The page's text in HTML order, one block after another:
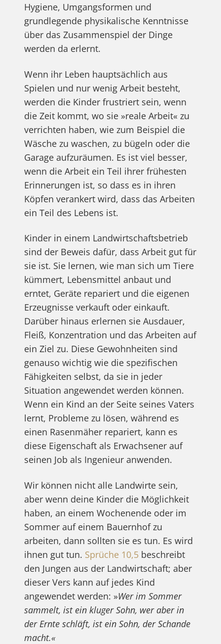
Hygiene, Umgangsformen und
grundlegende physikalische Kenntnisse
über das Zusammenspiel der Dinge
werden da erlernt.
Wenn ihr Leben hauptsächlich aus
Spielen und nur wenig Arbeit besteht,
werden die Kinder frustriert sein, wenn
die Zeit kommt, wo sie »reale Arbeit« zu
verrichten haben, wie zum Beispiel die
Wäsche zu waschen, zu bügeln oder die
Garage aufzuräumen. Es ist viel besser,
wenn die Arbeit ein Teil ihrer frühesten
Erinnerungen ist, so dass es in ihren
Köpfen verankert wird, dass das Arbeiten
ein Teil des Lebens ist.
Kinder in einem Landwirtschaftsbetrieb
sind der Beweis dafür, dass Arbeit gut für
sie ist. Sie lernen, wie man sich um Tiere
kümmert, Lebensmittel anbaut und
erntet, Geräte repariert und die eigenen
Erzeugnisse verkauft oder einkauft.
Darüber hinaus erlernen sie Ausdauer,
Fleiß, Konzentration und das Arbeiten auf
ein Ziel zu. Diese Gewohnheiten sind
genauso wichtig wie die spezifischen
Fähigkeiten selbst, da sie in jeder
Situation angewendet werden können.
Wenn ein Kind an der Seite seines Vaters
lernt, Probleme zu lösen, während es
einen Rasenmäher repariert, kann es
diese Eigenschaft als Erwachsener auf
seinen Job als Ingenieur anwenden.
Wir können nicht alle Landwirte sein,
aber wenn deine Kinder die Möglichkeit
haben, an einem Wochenende oder im
Sommer auf einem Bauernhof zu
arbeiten, dann sollten sie es tun. Es wird
ihnen gut tun. Sprüche 10,5beschreibt
den Jungen aus der Landwirtschaft; aber
dieser Vers kann auf jedes Kind
angewendet werden: »Wer im Sommer
sammelt, ist ein kluger Sohn, wer aber in
der Ernte schläft, ist ein Sohn, der Schande
macht.«